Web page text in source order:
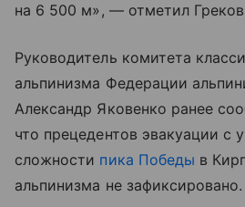
на 6 500 м», — отметил
Руководитель комитета
альпинизма Федерации
Александр Яковенко ранее
что прецедентов эвакуации с
сложности пика Победы в
альпинизма не зафиксировано.